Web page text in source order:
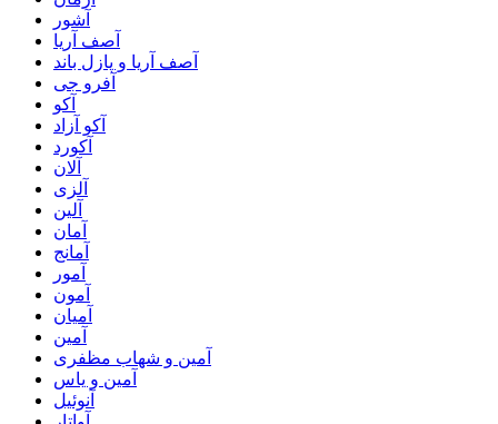
آشور
آصف آریا
آصف آریا و پازل باند
آفرو جی
آکو
آکو آزاد
آکورد
آلان
آلزی
آلین
آمان
آمانج
آمور
آمون
آمیان
آمین
آمین و شهاب مظفری
آمین و یاس
آنوئیل